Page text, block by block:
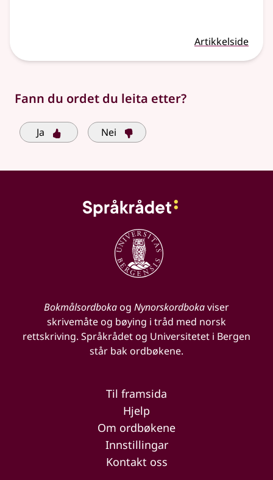
Artikkelside
Fann du ordet du leita etter?
Ja Nei
Bokmålsordbokaog Nynorskordbokaviser
skrivemåte og bøying i tråd med norsk
rettskriving. Språkrådet og Universitetet i Bergen
står bak ordbøkene.
Til framsida
Hjelp
Om ordbøkene
Innstillingar
Kontakt oss